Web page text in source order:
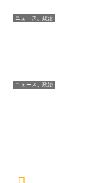
ニュース、政治
ニュース、政治